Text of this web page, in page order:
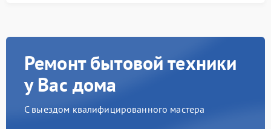
Ремонт бытовой техники
у Вас дома
С выездом квалифицированного мастера